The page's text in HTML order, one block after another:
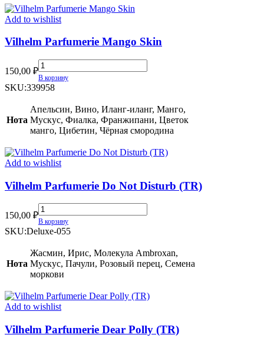
Add to wishlist
Vilhelm Parfumerie Mango Skin
150,00 ₽
Vilhelm
Parfumerie
Mango
quantity
В корзину
SKU:339958
Нота
Апельсин, Вино, Иланг-иланг, Манго,
Мускус, Фиалка, Франжипани, Цветок
манго, Цибетин, Чёрная смородина
Add to wishlist
Vilhelm Parfumerie Do Not Disturb (TR)
150,00 ₽
Vilhelm
Parfumerie
Do
Disturb
(TR)
quantity
В корзину
SKU:Deluxe-055
Нота
Жасмин, Ирис, Молекула Ambroxan,
Мускус, Пачули, Розовый перец, Семена
моркови
Add to wishlist
Vilhelm Parfumerie Dear Polly (TR)